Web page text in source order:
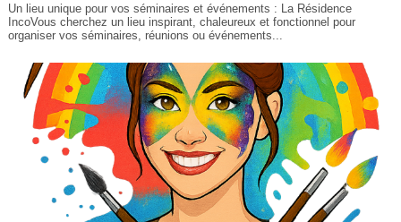
Un lieu unique pour vos séminaires et événements : La Résidence
IncoVous cherchez un lieu inspirant, chaleureux et fonctionnel pour
organiser vos séminaires, réunions ou événements...